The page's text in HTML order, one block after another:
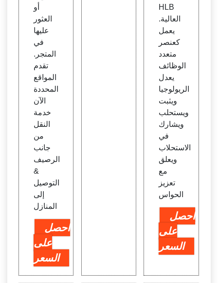
أو
العثور
عليها
في
المتجر.
تقدم
المواقع
المحددة
الآن
خدمة
النقل
من
جانب
الرصيف
&
التوصيل
إلى
المنازل
احصل
على
السعر
HLB
العالية.
يعمل
كعنصر
متعدد
الوظائف
يعدل
الريولوجيا
ويثبت
ويستحلب
ويشارك
في
الاستحلاب
ويعلق
مع
تعزيز
الحواس
احصل
على
السعر